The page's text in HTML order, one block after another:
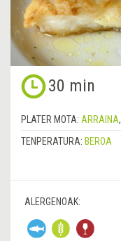
30 min
PLATER MOTA: ARRAINA,
TENPERATURA: BEROA
ALERGENOAK: